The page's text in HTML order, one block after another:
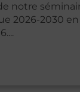
notre
2026-2030 en